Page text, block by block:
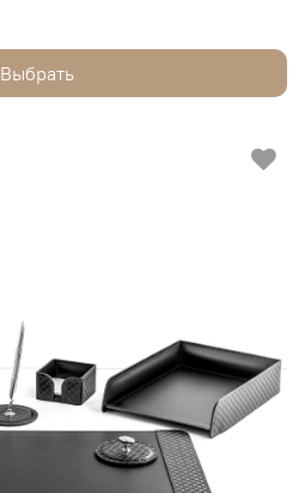
Выбрать